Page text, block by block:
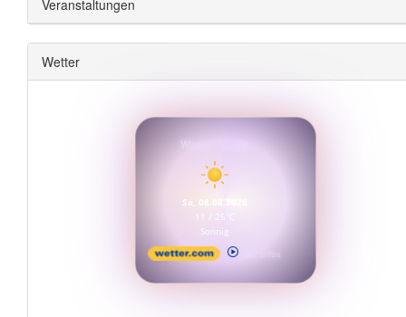
Veranstaltungen
Wetter
Wetter Seyda
Sa, 08.08.2026
11 / 25°C
Sonnig
Alle Infos